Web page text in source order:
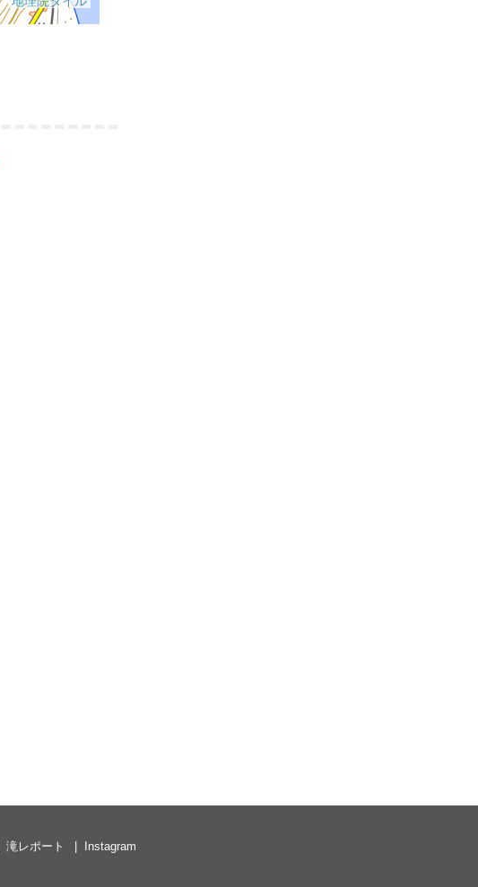
滝レポート
Instagram